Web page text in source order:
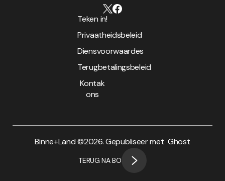
Teken in!
Privaatheidsbeleid
Diensvoorwaardes
Terugbetalingsbeleid
Kontak
ons
Binne+Land ©2026. Gepubliseer met Ghost
TERUG NA BO